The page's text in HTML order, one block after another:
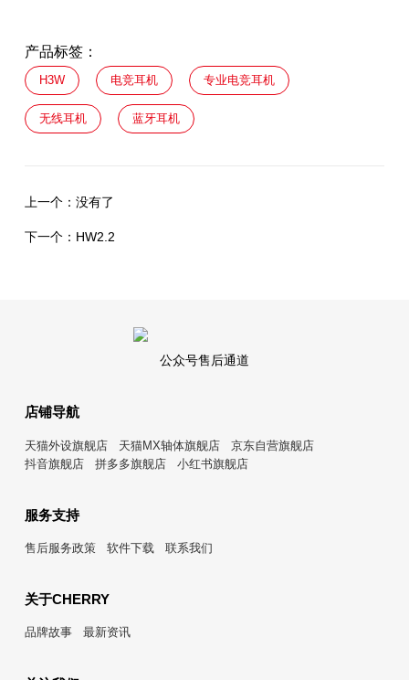
产品标签：
H3W 电竞耳机 专业电竞耳机
无线耳机 蓝牙耳机
上一个： 没有了
下一个： HW2.2
公众号售后通道
店铺导航
天猫外设旗舰店 天猫MX轴体旗舰店
京东自营旗舰店
抖音旗舰店
拼多多旗舰店 小红书旗舰店
服务支持
售后服务政策 软件下载 联系我们
关于CHERRY
品牌故事 最新资讯